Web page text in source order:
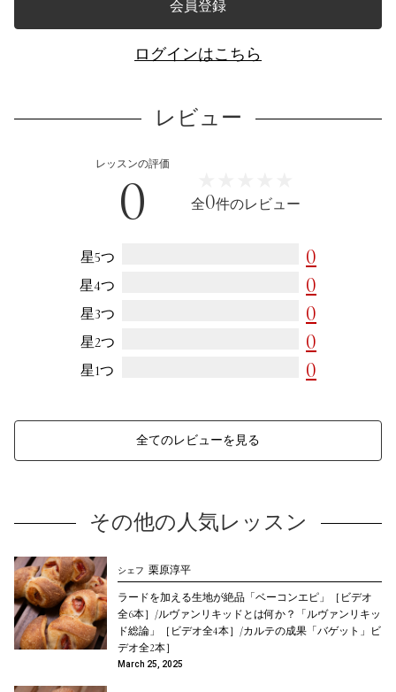
会員登録
ログインはこちら
レビュー
レッスンの評価
0 全0件のレビュー
星5つ 0
星4つ 0
星3つ 0
星2つ 0
星1つ 0
全てのレビューを見る
その他の人気レッスン
シェフ 栗原淳平
ラードを加える生地が絶品「ベーコンエピ」［ビデオ
全6本］/ルヴァンリキッドとは何か？「ルヴァンリキッ
ド総論」［ビデオ全4本］/カルテの成果「バゲット」ビ
デオ全2本］
March 25, 2025